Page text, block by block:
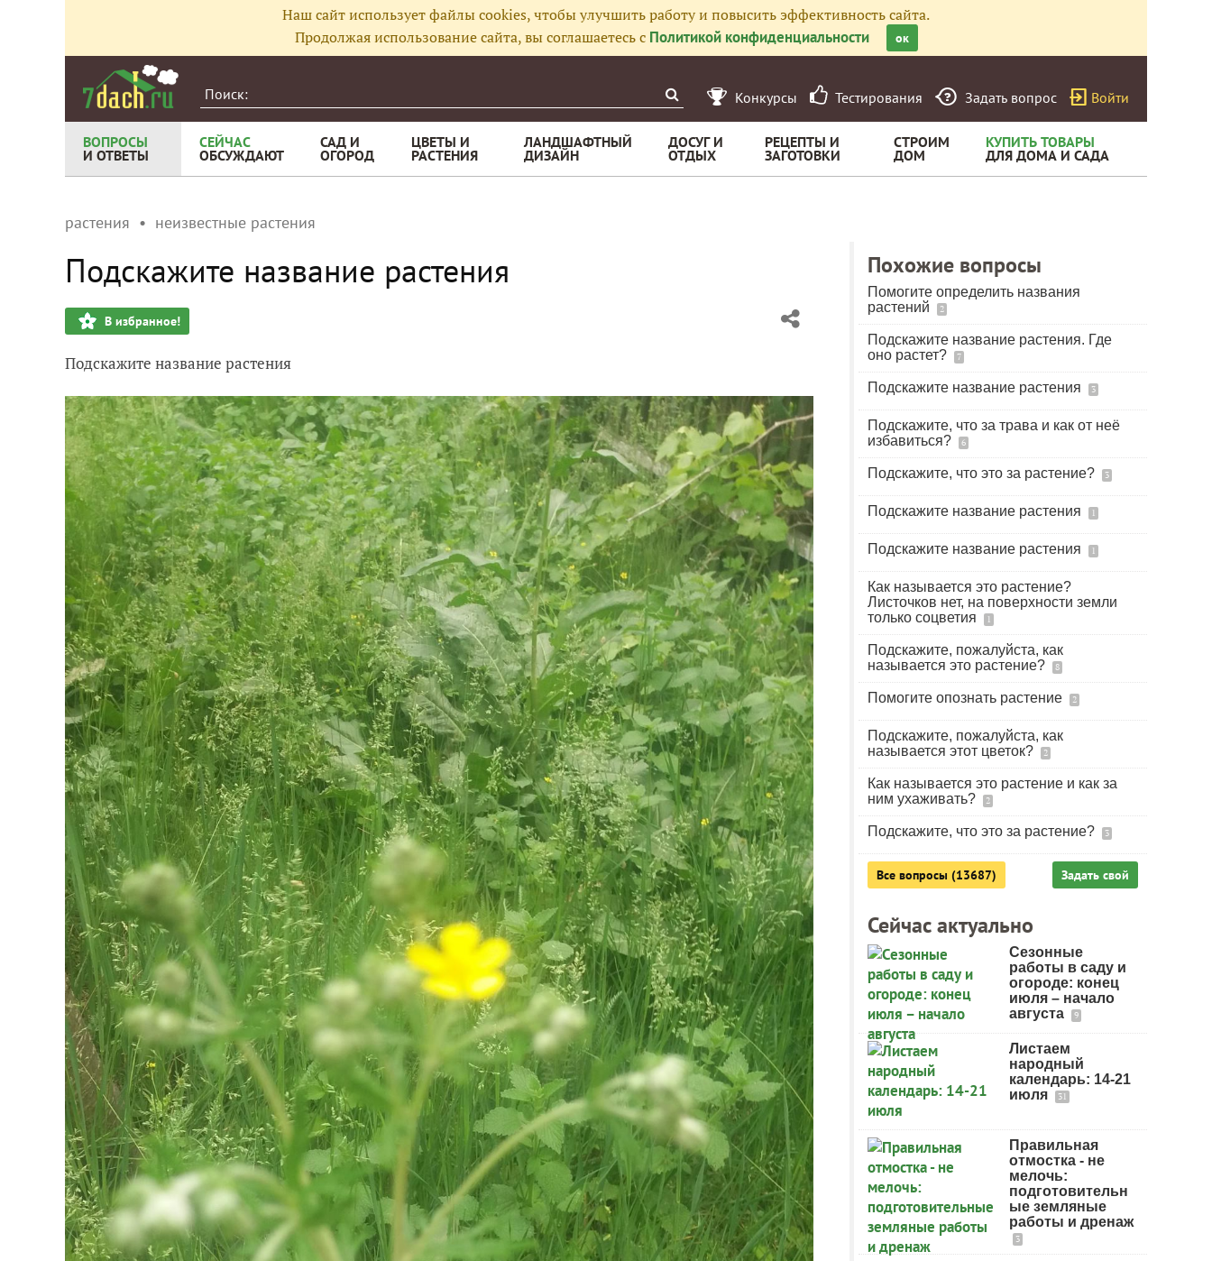
Наш сайт использует файлы cookies, чтобы улучшить работу и повысить эффективность сайта.
Продолжая использование сайта, вы соглашаетесь с Политикой конфиденциальности ок
Конкурсы Тестирования Задать вопрос Войти
ВОПРОСЫ
И ОТВЕТЫ
СЕЙЧАС
ОБСУЖДАЮТ
САД И
ОГОРОД
ЦВЕТЫ И
РАСТЕНИЯ
ЛАНДШАФТНЫЙ
ДИЗАЙН
ДОСУГ И
ОТДЫХ
РЕЦЕПТЫ И
ЗАГОТОВКИ
СТРОИМ
ДОМ
КУПИТЬ ТОВАРЫ
ДЛЯ ДОМА И САДА
растения неизвестные растения
Подскажите название растения
В избранное!
Подскажите название растения
Похожие вопросы
Помогите определить названия
растений
2
Подскажите название растения. Где
оно растет?
7
Подскажите название растения 3
Подскажите, что за трава и как от неё
избавиться?
6
Подскажите, что это за растение? 3
Подскажите название растения 1
Подскажите название растения 1
Как называется это растение?
Листочков нет, на поверхности земли
только соцветия
1
Подскажите, пожалуйста, как
называется это растение?
8
Помогите опознать растение 2
Подскажите, пожалуйста, как
называется этот цветок?
2
Как называется это растение и как за
ним ухаживать?
2
Подскажите, что это за растение? 3
Все вопросы (13687) Задать свой
Сейчас актуально
Сезонные
работы в саду и
огороде: конец
июля – начало
августа
9
Листаем
народный
календарь: 14-21
июля
31
Правильная
отмостка - не
мелочь:
подготовительн
ые земляные
работы и дренаж
3